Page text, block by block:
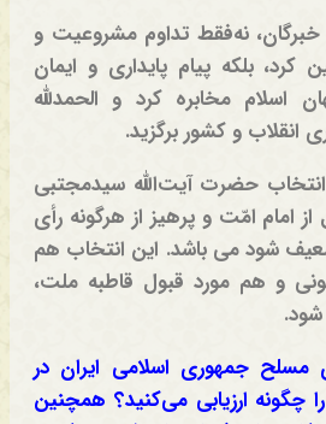
خبرگان، نه‌فقط تداوم مشروعیت و
‌کرد، بلکه پیام پایداری و ایمان
اسلام مخابره کرد و الحمدلله
انقلاب و کشور برگزید.
حضرت آیت‌الله سیدمجتبی
امام امّت و پرهیز از هرگونه رأی
شود می باشد. این انتخاب هم
و هم مورد قبول قاطبه ملت،
جمهوری اسلامی ایران در
چگونه ارزیابی می‌کنید؟ همچنین